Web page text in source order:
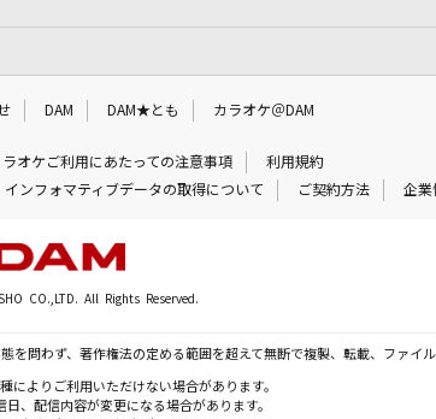
DAM DAM★とも カラオケ＠DAM
ラオケご利用にあたっての注意事項
利用規約
インフォマティブデータの取得について ご契約方法 企業
CO.,LTD. All Rights Reserved.
問わず、著作権法の定める範囲を超えて無断で複製、転載、ファイ
によりご利用いただけない場合があります。
、配信内容が変更になる場合があります。